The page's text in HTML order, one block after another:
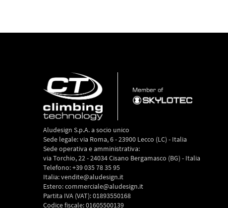
Aludesign S.p.A. a socio unico
Sede legale: via Roma, 6 - 23900 Lecco (LC) - Italia
Sede operativa e amministrativa:
via Torchio, 22 - 24034 Cisano Bergamasco (BG) - Italia
Telefono: +39 035 78 35 95
Italia: vendite@aludesign.it
Estero: commerciale@aludesign.it
Partita IVA (VAT): 01893550168
Codice fiscale: 01605500139